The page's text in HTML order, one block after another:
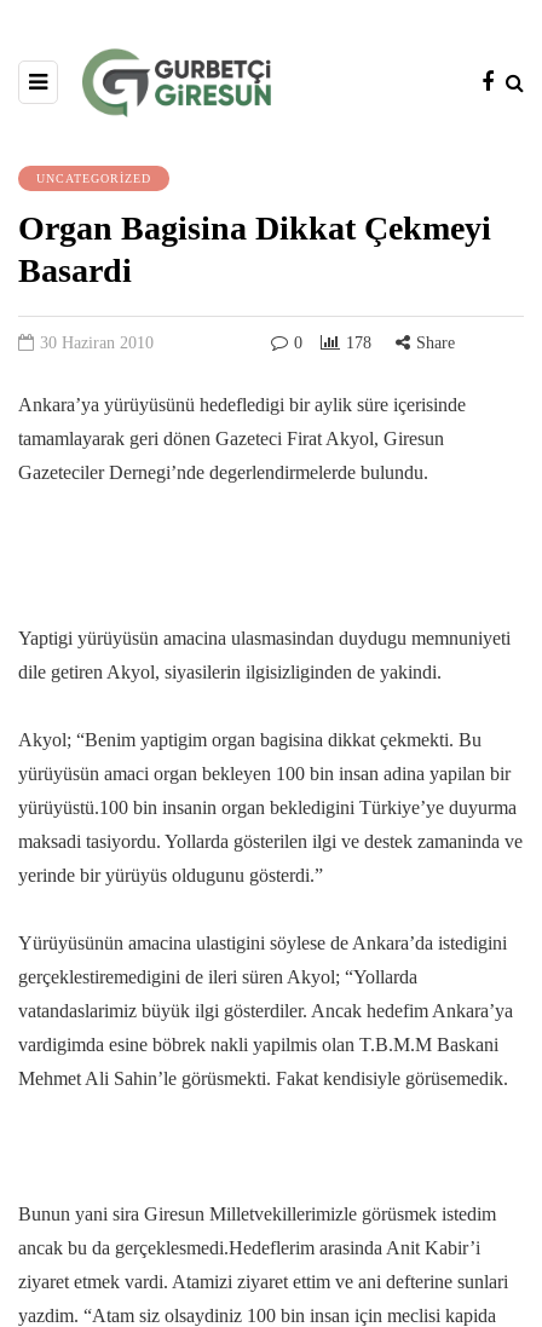
UNCATEGORIZED
Organ Bagisina Dikkat Çekmeyi
Basardi
30 Haziran 2010 0 178 Share
Ankara’ya yürüyüsünü hedefledigi bir aylik süre içerisinde
tamamlayarak geri dönen Gazeteci Firat Akyol, Giresun
Gazeteciler Dernegi’nde degerlendirmelerde bulundu.
Yaptigi yürüyüsün amacina ulasmasindan duydugu memnuniyeti
dile getiren Akyol, siyasilerin ilgisizliginden de yakindi.
Akyol; “Benim yaptigim organ bagisina dikkat çekmekti. Bu
yürüyüsün amaci organ bekleyen 100 bin insan adina yapilan bir
yürüyüstü.100 bin insanin organ bekledigini Türkiye’ye duyurma
maksadi tasiyordu. Yollarda gösterilen ilgi ve destek zamaninda ve
yerinde bir yürüyüs oldugunu gösterdi.”
Yürüyüsünün amacina ulastigini söylese de Ankara’da istedigini
gerçeklestiremedigini de ileri süren Akyol; “Yollarda
vatandaslarimiz büyük ilgi gösterdiler. Ancak hedefim Ankara’ya
vardigimda esine böbrek nakli yapilmis olan T.B.M.M Baskani
Mehmet Ali Sahin’le görüsmekti. Fakat kendisiyle görüsemedik.
Bunun yani sira Giresun Milletvekillerimizle görüsmek istedim
ancak bu da gerçeklesmedi.Hedeflerim arasinda Anit Kabir’i
ziyaret etmek vardi. Atamizi ziyaret ettim ve ani defterine sunlari
yazdim. “Atam siz olsaydiniz 100 bin insan için meclisi kapida